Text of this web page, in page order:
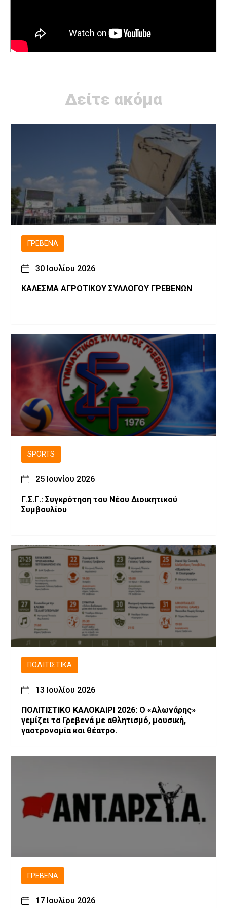
Δείτε ακόμα
ΓΡΕΒΕΝΆ
30 Ιουλίου 2026
ΚΑΛΕΣΜΑ ΑΓΡΟΤΙΚΟΥ ΣΥΛΛΟΓΟΥ ΓΡΕΒΕΝΩΝ
SPORTS
25 Ιουνίου 2026
Γ.Σ.Γ.: Συγκρότηση του Νέου Διοικητικού
Συμβουλίου
ΠΟΛΙΤΙΣΤΙΚΆ
13 Ιουλίου 2026
ΠΟΛΙΤΙΣΤΙΚΟ ΚΑΛΟΚΑΙΡΙ 2026: Ο «Αλωνάρης»
γεμίζει τα Γρεβενά με αθλητισμό, μουσική,
γαστρονομία και θέατρο.
ΓΡΕΒΕΝΆ
17 Ιουλίου 2026